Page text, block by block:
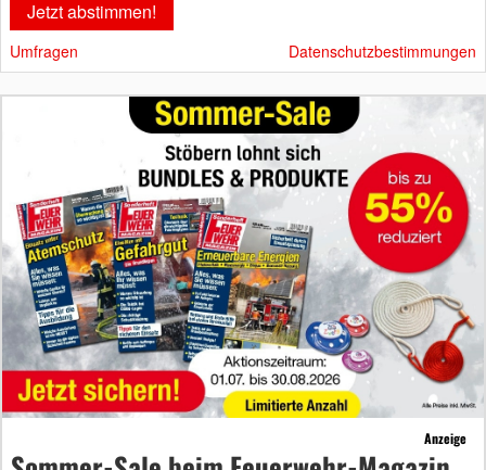
Umfragen Datenschutzbestimmungen
Anzeige